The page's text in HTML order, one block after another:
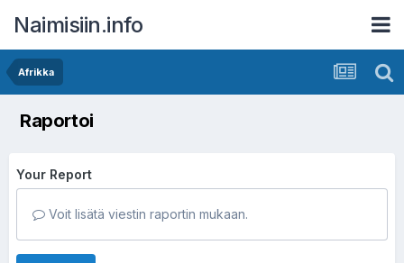
Naimisiin.info
Afrikka
Raportoi
Your Report
Voit lisätä viestin raportin mukaan.